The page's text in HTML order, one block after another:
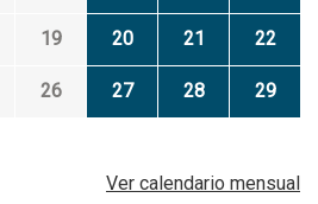
19 20 21 22
26 27 28 29
Ver calendario mensual